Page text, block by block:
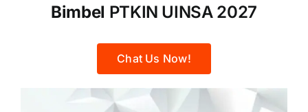
Bimbel PTKIN UINSA 2027
Chat Us Now!